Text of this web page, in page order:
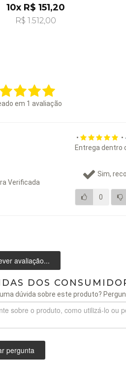
10x R$ 151,20
R$ 1.512,00
em 1 avaliação
Verificada
• •
Entrega dentro
Sim,
0
avaliação...
DOS
dúvida sobre este produto?
pergunta